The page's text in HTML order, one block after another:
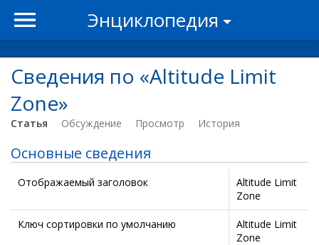
Энциклопедия
Сведения по «Altitude Limit
Zone»
Статья Обсуждение Просмотр История
Основные сведения
Отображаемый заголовок
Altitude Limit
Zone
Ключ сортировки по умолчанию
Altitude Limit
Zone